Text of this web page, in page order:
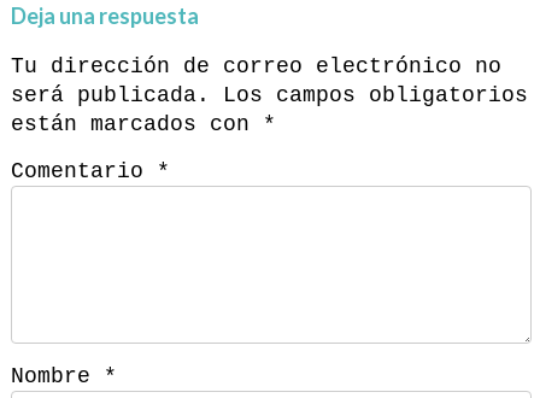
Deja una respuesta
Tu dirección de correo electrónico no
será publicada.
Los campos obligatorios
están marcados con
*
Comentario
*
Nombre *